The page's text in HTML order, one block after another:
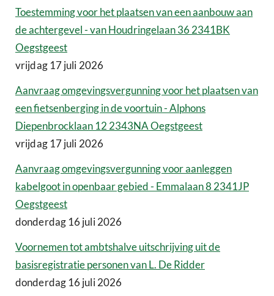
Toestemming voor het plaatsen van een aanbouw aan
de achtergevel - van Houdringelaan 36 2341BK
Oegstgeest
vrijdag 17 juli 2026
Aanvraag omgevingsvergunning voor het plaatsen van
een fietsenberging in de voortuin - Alphons
Diepenbrocklaan 12 2343NA Oegstgeest
vrijdag 17 juli 2026
Aanvraag omgevingsvergunning voor aanleggen
kabelgoot in openbaar gebied - Emmalaan 8 2341JP
Oegstgeest
donderdag 16 juli 2026
Voornemen tot ambtshalve uitschrijving uit de
basisregistratie personen van L. De Ridder
donderdag 16 juli 2026